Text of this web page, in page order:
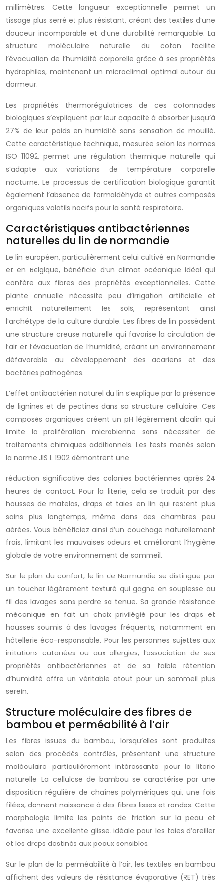
millimètres. Cette longueur exceptionnelle permet un
tissage plus serré et plus résistant, créant des textiles d’une
douceur incomparable et d’une durabilité remarquable. La
structure moléculaire naturelle du coton facilite
l’évacuation de l’humidité corporelle grâce à ses propriétés
hydrophiles, maintenant un microclimat optimal autour du
dormeur.
Les propriétés thermorégulatrices de ces cotonnades
biologiques s’expliquent par leur capacité à absorber jusqu’à
27% de leur poids en humidité sans sensation de mouillé.
Cette caractéristique technique, mesurée selon les normes
ISO 11092, permet une régulation thermique naturelle qui
s’adapte aux variations de température corporelle
nocturne. Le processus de certification biologique garantit
également l’absence de formaldéhyde et autres composés
organiques volatils nocifs pour la santé respiratoire.
Caractéristiques antibactériennes
naturelles du lin de normandie
Le lin européen, particulièrement celui cultivé en Normandie
et en Belgique, bénéficie d’un climat océanique idéal qui
confère aux fibres des propriétés exceptionnelles. Cette
plante annuelle nécessite peu d’irrigation artificielle et
enrichit naturellement les sols, représentant ainsi
l’archétype de la culture durable. Les fibres de lin possèdent
une structure creuse naturelle qui favorise la circulation de
l’air et l’évacuation de l’humidité, créant un environnement
défavorable au développement des acariens et des
bactéries pathogènes.
L’effet antibactérien naturel du lin s’explique par la présence
de lignines et de pectines dans sa structure cellulaire. Ces
composés organiques créent un pH légèrement alcalin qui
limite la prolifération microbienne sans nécessiter de
traitements chimiques additionnels. Les tests menés selon
la norme JIS L 1902 démontrent une
réduction significative des colonies bactériennes après 24
heures de contact. Pour la literie, cela se traduit par des
housses de matelas, draps et taies en lin qui restent plus
sains plus longtemps, même dans des chambres peu
aérées. Vous bénéficiez ainsi d’un couchage naturellement
frais, limitant les mauvaises odeurs et améliorant l’hygiène
globale de votre environnement de sommeil.
Sur le plan du confort, le lin de Normandie se distingue par
un toucher légèrement texturé qui gagne en souplesse au
fil des lavages sans perdre sa tenue. Sa grande résistance
mécanique en fait un choix privilégié pour les draps et
housses soumis à des lavages fréquents, notamment en
hôtellerie éco-responsable. Pour les personnes sujettes aux
irritations cutanées ou aux allergies, l’association de ses
propriétés antibactériennes et de sa faible rétention
d’humidité offre un véritable atout pour un sommeil plus
serein.
Structure moléculaire des fibres de
bambou et perméabilité à l’air
Les fibres issues du bambou, lorsqu’elles sont produites
selon des procédés contrôlés, présentent une structure
moléculaire particulièrement intéressante pour la literie
naturelle. La cellulose de bambou se caractérise par une
disposition régulière de chaînes polymériques qui, une fois
filées, donnent naissance à des fibres lisses et rondes. Cette
morphologie limite les points de friction sur la peau et
favorise une excellente glisse, idéale pour les taies d’oreiller
et les draps destinés aux peaux sensibles.
Sur le plan de la perméabilité à l’air, les textiles en bambou
affichent des valeurs de résistance évaporative (RET) très